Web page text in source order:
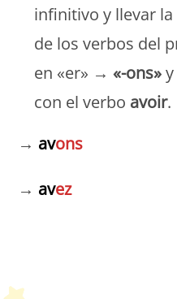
infinitivo y llevar
de los verbos del
en «er» →«-ons»
con el verbo avoir.
→ avons
→ avez